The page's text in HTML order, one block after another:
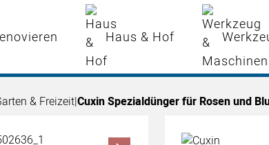
Haus & Hof
& Freizeit|Cuxin Spezialdünger für Rosen und